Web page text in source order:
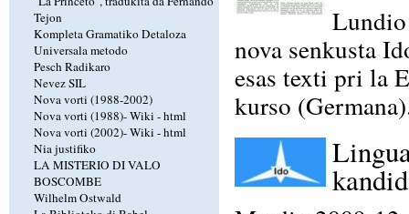
Tejon
Kompleta Gramatiko Detaloza
Universala metodo
Pesch Radikaro
Nevez SIL
Nova vorti (1988-2002)
Nova vorti (1988)-Wiki -html
Nova vorti (2002)-Wiki -html
Nia justifiko
LA MISTERIO DI VALO
BOSCOMBE
Wilhelm Ostwald
nova senkusta
esas texti pri la
kurso